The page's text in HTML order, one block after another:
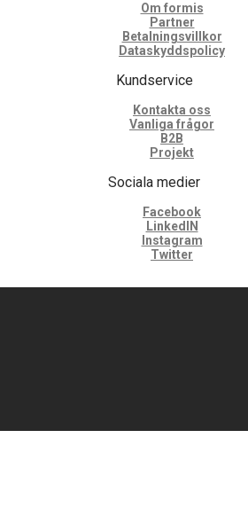
Om formis
Partner
Betalningsvillkor
Dataskyddspolicy
Kundservice
Kontakta oss
Vanliga frågor
B2B
Projekt
Sociala medier
Facebook
LinkedIN
Instagram
Twitter